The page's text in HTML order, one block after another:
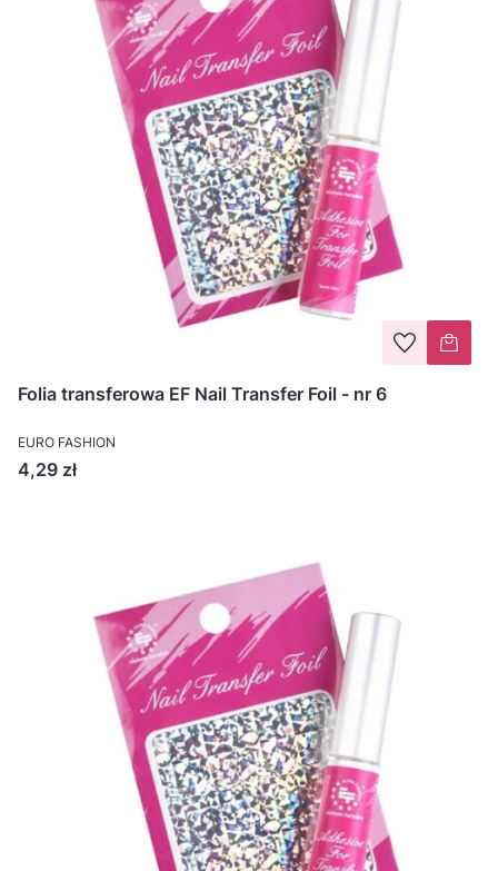
Folia transferowa EF Nail Transfer Foil - nr 6
EURO FASHION
Cena
4,29 zł